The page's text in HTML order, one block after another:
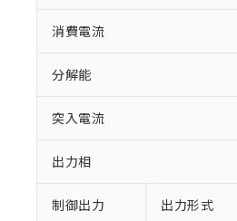
消費電流
分解能
突入電流
出力相
制御出力 出力形式